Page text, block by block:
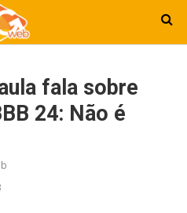
fala sobre
24: Não é